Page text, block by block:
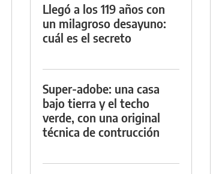
Llegó a los 119 años con
un milagroso desayuno:
cuál es el secreto
Super-adobe: una casa
bajo tierra y el techo
verde, con una original
técnica de contrucción